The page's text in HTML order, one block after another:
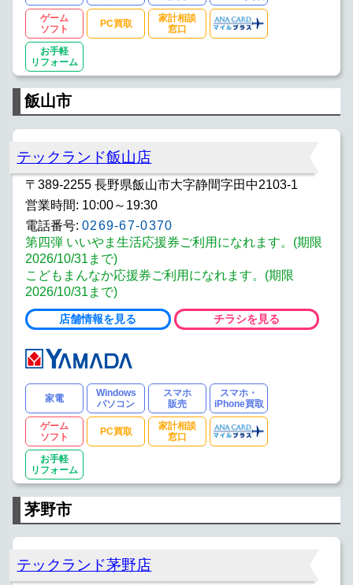
ゲーム
ソフト
PC買取
家計相談
窓口
お手軽
リフォーム
飯山市
テックランド飯山店
〒389-2255 長野県飯山市大字静間字田中2103-1
営業時間: 10:00～19:30
電話番号: 0269-67-0370
第四弾 いいやま生活応援券ご利用になれます。(期限
2026/10/31まで)
こどもまんなか応援券ご利用になれます。(期限
2026/10/31まで)
店舗情報を見る チラシを見る
家電
Windows
パソコン
スマホ
販売
スマホ・
iPhone買取
ゲーム
ソフト
PC買取
家計相談
窓口
お手軽
リフォーム
茅野市
テックランド茅野店